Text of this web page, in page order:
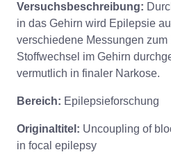
Versuchsbeschreibung:
in das Gehirn wird Epilepsie
verschiedene Messungen zum
Stoffwechsel im Gehirn
vermutlich in finaler Narkose.
Bereich: Epilepsieforschung
Originaltitel: Uncoupling of
in focal epilepsy